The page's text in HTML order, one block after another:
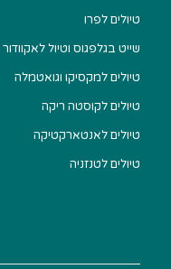
טיולים לפרו
שייט בגלפגוס וטיול לאקוודור
טיולים למקסיקו וגואטמלה
טיולים לקוסטה ריקה
טיולים לאנטארקטיקה
טיולים לטנזניה